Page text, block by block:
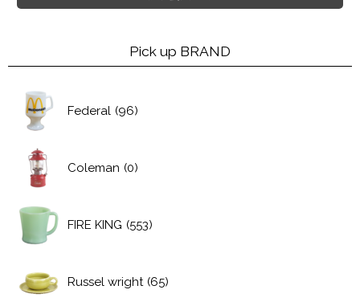
Pick up BRAND
Federal (96)
Coleman (0)
FIRE KING (553)
Russel wright (65)